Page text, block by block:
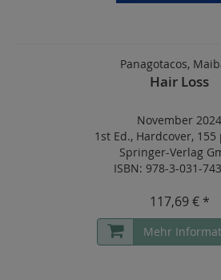
Panagotacos,
Hair Loss
November 2024
1st Ed., Hardcover, 155
Springer-Verlag
ISBN: 978-3-031-
117,69 € *
Mehr